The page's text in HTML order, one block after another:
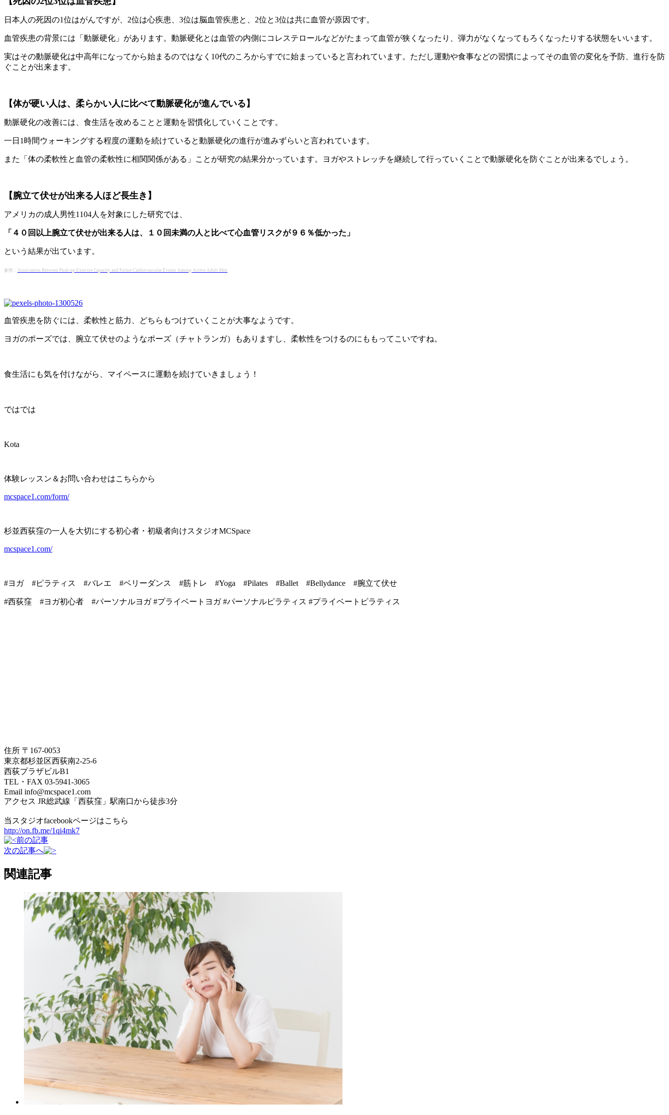
日本人の死因の1位はがんですが、2位は心疾患、3位は脳血管疾患と、2位と3位は共に血管が原因です。
血管疾患の背景には「動脈硬化」があります。動脈硬化とは血管の内側にコレステロールなどがたまって血管が狭くなったり、弾力がなくなってもろくなったりする状態をいいます。
実はその動脈硬化は中高年になってから始まるのではなく10代のころからすでに始まっていると言われています。ただし運動や食事などの習慣によってその血管の変化を予防、進行を防
ぐことが出来ます。
【体が硬い人は、柔らかい人に比べて動脈硬化が進んでいる 】
動脈硬化の改善には、食生活を改めることと運動を習慣化していくことです。
一日1時間ウォーキングする程度の運動を続けていると動脈硬化の進行が進みずらいと言われています。
また「体の柔軟性と血管の柔軟性に相関関係がある」ことが研究の結果分かっています。ヨガやストレッチを継続して行っていくことで動脈硬化を防ぐことが出来るでしょう。
【腕立て伏せが出来る人ほど長生き】
アメリカの成人男性1104人を対象にした研究では、
「４０回以上腕立て伏せが出来る人は、１０回未満の人と比べて心血管リスクが９６％低かった」
という結果が出ています。
参照： Association Between Push-up Exercise Capacity and Future Cardiovascular Events Among Active Adult Men
血管疾患を防ぐには、柔軟性と筋力、どちらもつけていくことが大事なようです。
ヨガのポーズでは、腕立て伏せのようなポーズ（チャトランガ）もありますし、柔軟性をつけるのにももってこいですね。
食生活にも気を付けながら、マイペースに運動を続けていきましょう！
ではでは
Kota
体験レッスン＆お問い合わせはこちらから
mcspace1.com/form/
杉並西荻窪の一人を大切にする初心者・初級者向けスタジオMCSpace
mcspace1.com/
#ヨガ #ピラティス #バレエ #ベリーダンス #筋トレ #Yoga #Pilates #Ballet #Bellydance #腕立て伏せ
#西荻窪 #ヨガ初心者 #パーソナルヨガ #プライベートヨガ #パーソナルピラティス #プライベートピラティス
住所 〒167-0053
東京都杉並区西荻南2-25-6
西荻プラザビルB1
TEL・FAX 03-5941-3065
Email info@mcspace1.com
アクセス JR総武線「西荻窪」駅南口から徒歩3分
当スタジオfacebookページはこちら
http://on.fb.me/1qi4mk7
前の記事
次の記事へ
関連記事